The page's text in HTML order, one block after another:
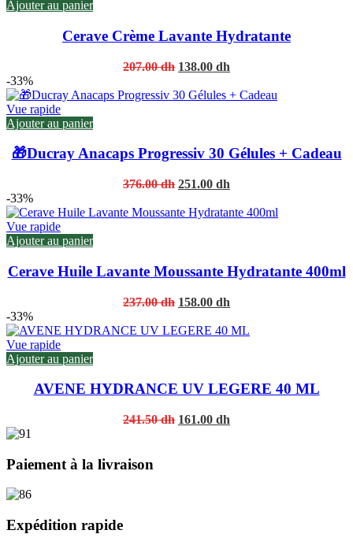
Ajouter au panier
Cerave Crème Lavante Hydratante
207.00dh Original
was:
138.00 dh
is:
-33%
Vue rapide
Ajouter au panier
🎁Ducray Anacaps Progressiv 30 Gélules + Cadeau
376.00dh Original
was:
251.00 dh
is:
-33%
Vue rapide
Ajouter au panier
Cerave Huile Lavante Moussante Hydratante 400ml
237.00dh Original
was:
158.00 dh
is:
-33%
Vue rapide
Ajouter au panier
AVENE HYDRANCE UV LEGERE 40 ML
241.50dh Original
161.00 dh
Paiement à la livraison
Expédition rapide